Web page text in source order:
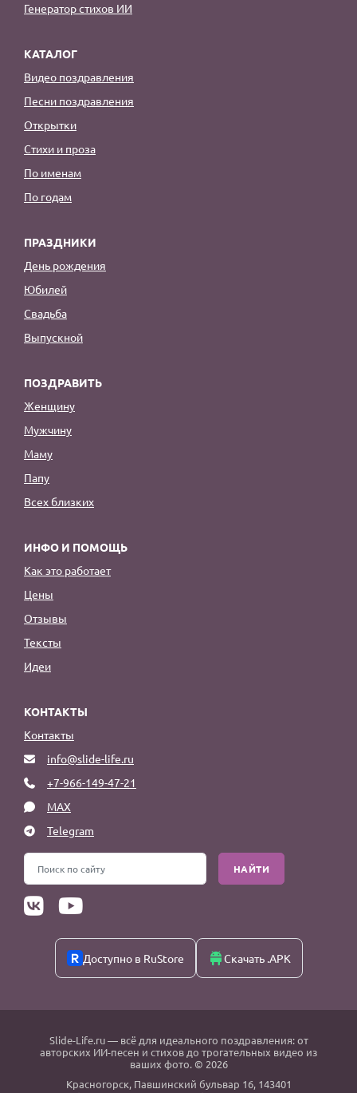
Генератор стихов ИИ
КАТАЛОГ
Видео поздравления
Песни поздравления
Открытки
Стихи и проза
По именам
По годам
ПРАЗДНИКИ
День рождения
Юбилей
Свадьба
Выпускной
ПОЗДРАВИТЬ
Женщину
Мужчину
Маму
Папу
Всех близких
ИНФО И ПОМОЩЬ
Как это работает
Цены
Отзывы
Тексты
Идеи
КОНТАКТЫ
Контакты
info@slide-life.ru
+7-966-149-47-21
MAX
Telegram
НАЙТИ
Доступно в RuStore Скачать .APK
Slide-Life.ru— всё для идеального поздравления: от
авторских ИИ-песен и стихов до трогательных видео из
ваших фото. © 2026
Красногорск, Павшинский бульвар 16, 143401